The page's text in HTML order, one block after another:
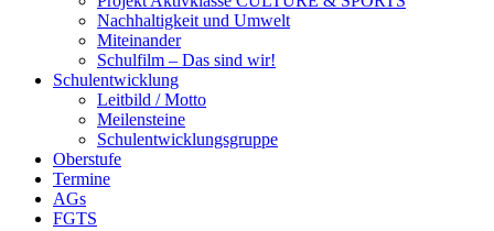
Nachhaltigkeit und Umwelt
Miteinander
Schulfilm – Das sind wir!
Schulentwicklung
Leitbild / Motto
Meilensteine
Schulentwicklungsgruppe
Oberstufe
Termine
AGs
FGTS